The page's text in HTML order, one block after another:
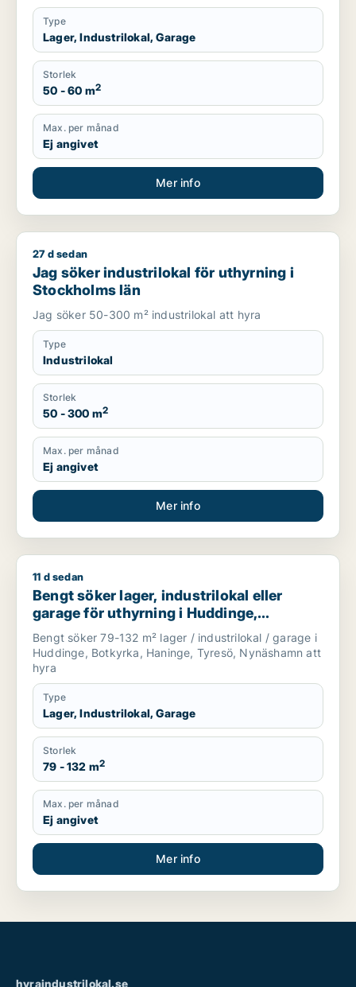
Type
Lager, Industrilokal, Garage
Storlek
50 - 60 m2
Max. per månad
Ej angivet
Mer info
Jag söker industrilokal för uthyrning i Stockholms län
27 d sedan
Jag söker industrilokal för uthyrning i
Stockholms län
Jag söker 50-300 m² industrilokal att hyra
Type
Industrilokal
Storlek
50 - 300 m2
Max. per månad
Ej angivet
Mer info
Bengt söker lager, industrilokal eller garage för uthyrning i
11 d sedan
Bengt söker lager, industrilokal eller
garage för uthyrning i Huddinge,
Botkyrka eller Haninge m.fl.
Bengt söker 79-132 m² lager / industrilokal / garage i
Huddinge, Botkyrka, Haninge, Tyresö, Nynäshamn att
hyra
Type
Lager, Industrilokal, Garage
Storlek
79 - 132 m2
Max. per månad
Ej angivet
Mer info
hyraindustrilokal.se